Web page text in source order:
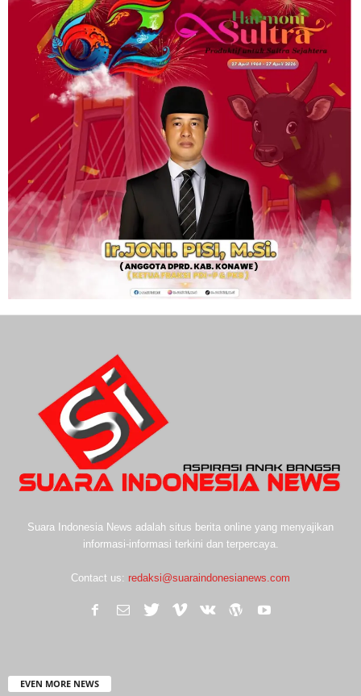
Suara Indonesia News adalah situs berita online yang menyajikan
informasi-informasi terkini dan terpercaya.
Contact us: redaksi@suaraindonesianews.com
EVEN MORE NEWS